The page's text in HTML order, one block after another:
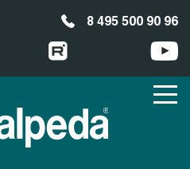
8 495 500 90 96